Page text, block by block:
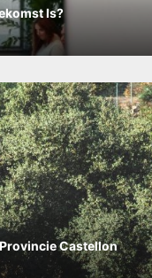
Is?
Castellon